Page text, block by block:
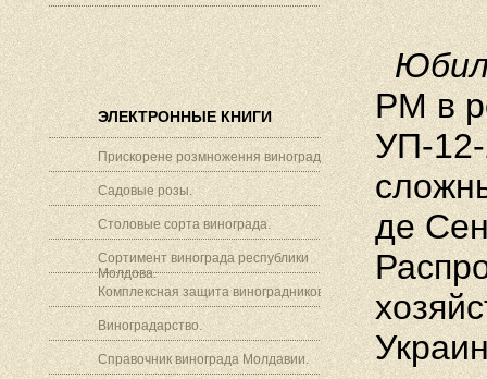
ЭЛЕКТРОННЫЕ КНИГИ
Прискорене розмноження винограду.
Садовые розы.
Столовые сорта винограда.
Сортимент винограда республики
Молдова.
Комплексная защита виноградников.
Виноградарство.
Справочник винограда Молдавии.
РМ в
УП-
де